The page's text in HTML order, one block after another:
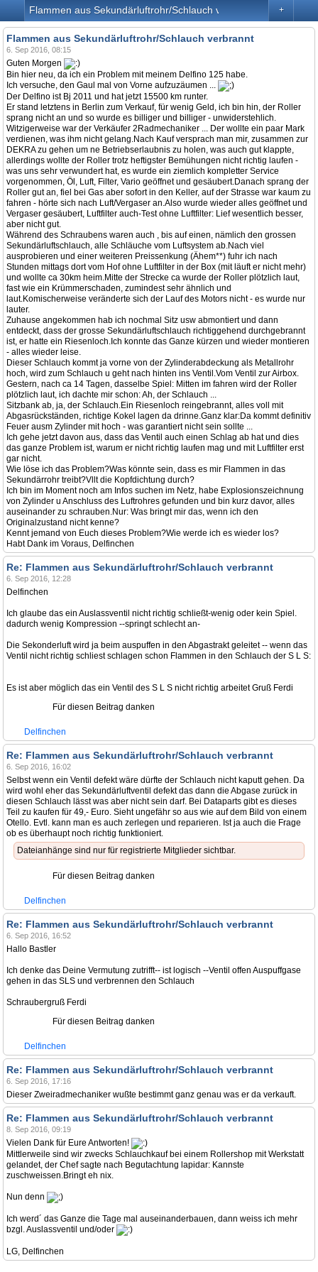
+
Flammen aus Sekundärluftrohr/Schlauch verbrannt
Flammen aus Sekundärluftrohr/Schlauch verbrannt
6. Sep 2016, 08:15
Guten Morgen
Bin hier neu, da ich ein Problem mit meinem Delfino 125 habe.
Ich versuche, den Gaul mal von Vorne aufzuzäumen ...
Der Delfino ist Bj 2011 und hat jetzt 15500 km runter.
Er stand letztens in Berlin zum Verkauf, für wenig Geld, ich bin hin, der Roller
sprang nicht an und so wurde es billiger und billiger - unwiderstehlich.
Witzigerweise war der Verkäufer 2Radmechaniker ... Der wollte ein paar Mark
verdienen, was ihm nicht gelang.Nach Kauf versprach man mir, zusammen zur
DEKRA zu gehen um ne Betriebserlaubnis zu holen, was auch gut klappte,
allerdings wollte der Roller trotz heftigster Bemühungen nicht richtig laufen -
was uns sehr verwundert hat, es wurde ein ziemlich kompletter Service
vorgenommen, Öl, Luft, Filter, Vario geöffnet und gesäubert.Danach sprang der
Roller gut an, fiel bei Gas aber sofort in den Keller, auf der Strasse war kaum zu
fahren - hörte sich nach Luft/Vergaser an.Also wurde wieder alles geöffnet und
Vergaser gesäubert, Luftfilter auch-Test ohne Luftfilter: Lief wesentlich besser,
aber nicht gut.
Während des Schraubens waren auch , bis auf einen, nämlich den grossen
Sekundärluftschlauch, alle Schläuche vom Luftsystem ab.Nach viel
ausprobieren und einer weiteren Preissenkung (Ähem**) fuhr ich nach
Stunden mittags dort vom Hof ohne Luftfilter in der Box (mit läuft er nicht mehr)
und wollte ca 30km heim.Mitte der Strecke ca wurde der Roller plötzlich laut,
fast wie ein Krümmerschaden, zumindest sehr ähnlich und
laut.Komischerweise veränderte sich der Lauf des Motors nicht - es wurde nur
lauter.
Zuhause angekommen hab ich nochmal Sitz usw abmontiert und dann
entdeckt, dass der grosse Sekundärluftschlauch richtiggehend durchgebrannt
ist, er hatte ein Riesenloch.Ich konnte das Ganze kürzen und wieder montieren
- alles wieder leise.
Dieser Schlauch kommt ja vorne von der Zylinderabdeckung als Metallrohr
hoch, wird zum Schlauch u geht nach hinten ins Ventil.Vom Ventil zur Airbox.
Gestern, nach ca 14 Tagen, dasselbe Spiel: Mitten im fahren wird der Roller
plötzlich laut, ich dachte mir schon: Ah, der Schlauch ...
Sitzbank ab, ja, der Schlauch.Ein Riesenloch reingebrannt, alles voll mit
Abgasrückständen, richtige Kokel lagen da drinne.Ganz klar:Da kommt definitiv
Feuer ausm Zylinder mit hoch - was garantiert nicht sein sollte ...
Ich gehe jetzt davon aus, dass das Ventil auch einen Schlag ab hat und dies
das ganze Problem ist, warum er nicht richtig laufen mag und mit Luftfilter erst
gar nicht.
Wie löse ich das Problem?Was könnte sein, dass es mir Flammen in das
Sekundärrohr treibt?Vllt die Kopfdichtung durch?
Ich bin im Moment noch am Infos suchen im Netz, habe Explosionszeichnung
von Zylinder u Anschluss des Luftrohres gefunden und bin kurz davor, alles
auseinander zu schrauben.Nur: Was bringt mir das, wenn ich den
Originalzustand nicht kenne?
Kennt jemand von Euch dieses Problem?Wie werde ich es wieder los?
Habt Dank im Voraus, Delfinchen
Re: Flammen aus Sekundärluftrohr/Schlauch verbrannt
6. Sep 2016, 12:28
Delfinchen
Ich glaube das ein Auslassventil nicht richtig schließt-wenig oder kein Spiel.
dadurch wenig Kompression --springt schlecht an-
Die Sekonderluft wird ja beim auspuffen in den Abgastrakt geleitet -- wenn das
Ventil nicht richtig schliest schlagen schon Flammen in den Schlauch der S L S:
Es ist aber möglich das ein Ventil des S L S nicht richtig arbeitet Gruß Ferdi
Für diesen Beitrag danken
Delfinchen
Re: Flammen aus Sekundärluftrohr/Schlauch verbrannt
6. Sep 2016, 16:02
Selbst wenn ein Ventil defekt wäre dürfte der Schlauch nicht kaputt gehen. Da
wird wohl eher das Sekundärluftventil defekt das dann die Abgase zurück in
diesen Schlauch lässt was aber nicht sein darf. Bei Dataparts gibt es dieses
Teil zu kaufen für 49,- Euro. Sieht ungefähr so aus wie auf dem Bild von einem
Otello. Evtl. kann man es auch zerlegen und reparieren. Ist ja auch die Frage
ob es überhaupt noch richtig funktioniert.
Dateianhänge sind nur für registrierte Mitglieder sichtbar.
Für diesen Beitrag danken
Delfinchen
Re: Flammen aus Sekundärluftrohr/Schlauch verbrannt
6. Sep 2016, 16:52
Hallo Bastler
Ich denke das Deine Vermutung zutrifft-- ist logisch --Ventil offen Auspuffgase
gehen in das SLS und verbrennen den Schlauch
Schraubergruß Ferdi
Für diesen Beitrag danken
Delfinchen
Re: Flammen aus Sekundärluftrohr/Schlauch verbrannt
6. Sep 2016, 17:16
Dieser Zweiradmechaniker wußte bestimmt ganz genau was er da verkauft.
Re: Flammen aus Sekundärluftrohr/Schlauch verbrannt
8. Sep 2016, 09:19
Vielen Dank für Eure Antworten!
Mittlerweile sind wir zwecks Schlauchkauf bei einem Rollershop mit Werkstatt
gelandet, der Chef sagte nach Begutachtung lapidar: Kannste
zuschweissen.Bringt eh nix.
Nun denn
Ich werd´ das Ganze die Tage mal auseinanderbauen, dann weiss ich mehr
bzgl. Auslassventil und/oder
LG, Delfinchen